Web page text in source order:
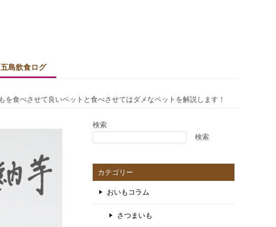
五島飲食ログ
食べさせて良いペットと食べさせてはダメなペットを解説します！
検索
検索
カテゴリー
おいもコラム
さつまいも